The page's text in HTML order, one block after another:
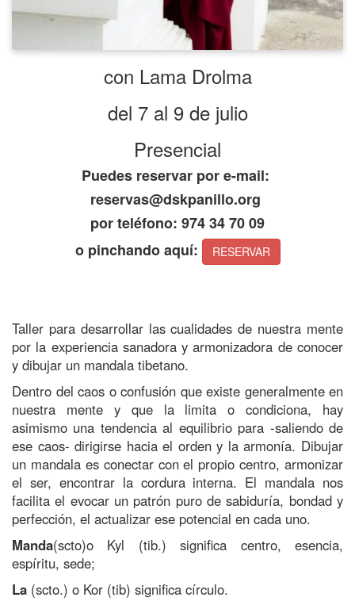
con Lama Drolma
del 7 al 9 de julio
Presencial
Puedes reservar por e-mail:
reservas@dskpanillo.org
por teléfono: 974 34 70 09
o pinchando aquí:
RESERVAR
Taller para desarrollar las cualidades de nuestra mente
por la experiencia sanadora y armonizadora de conocer
y dibujar un mandala tibetano.
Dentro del caos o confusión que existe generalmente en
nuestra mente y que la limita o condiciona, hay
asimismo una tendencia al equilibrio para -saliendo de
ese caos- dirigirse hacia el orden y la armonía. Dibujar
un mandala es conectar con el propio centro, armonizar
el ser, encontrar la cordura interna. El mandala nos
facilita el evocar un patrón puro de sabiduría, bondad y
perfección, el actualizar ese potencial en cada uno.
Manda(scto)o Kyl (tib.) significa centro, esencia,
espíritu, sede;
La (scto.) o Kor (tib) significa círculo.